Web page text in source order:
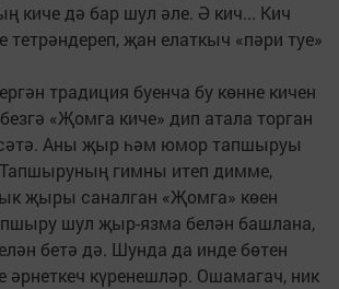
киче дә бар шул әле. Ә кич... Кич
тетрәндереп, җан елаткыч «пәри туе»
традиция буенча бу көнне кичен
«Җомга киче» дип атала торган
Аны җыр һәм юмор тапшыруы
гимны итеп димме,
җыры саналган «Җомга» көен
шул җыр-язма белән башлана,
бетә дә. Шунда да инде бөтен
әрнеткеч күренешләр. Ошамагач, ник